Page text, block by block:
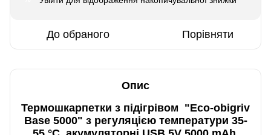
До обраного Порівняти
Опис
Термошкарпетки з підігрівом "Eco-obigriv
Base 5000" з регуляцією температури 35-